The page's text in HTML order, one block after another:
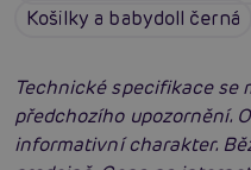
Košilky a babydoll černá
Technické specifikace se
předchozího upozornění.
informativní charakter.